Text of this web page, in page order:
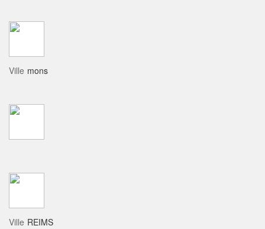
Ville mons
Ville REIMS